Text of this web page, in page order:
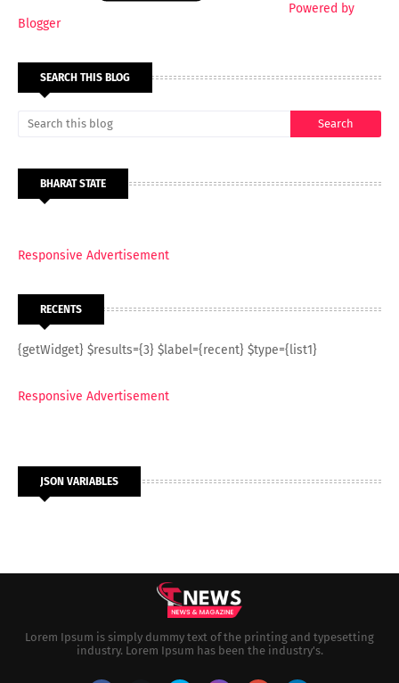
Powered by
Blogger
SEARCH THIS BLOG
BHARAT STATE
Responsive Advertisement
RECENTS
{getWidget} $results={3} $label={recent} $type={list1}
Responsive Advertisement
JSON VARIABLES
Lorem Ipsum is simply dummy text of the printing and typesetting
industry. Lorem Ipsum has been the industry's.